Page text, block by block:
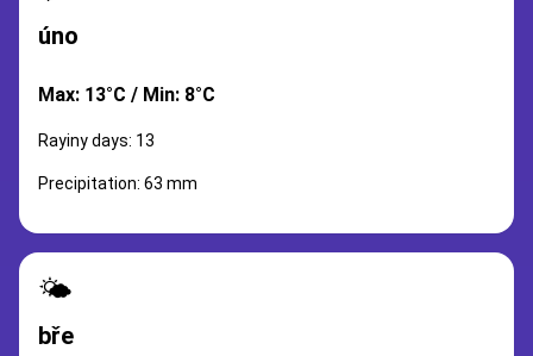
úno
Max: 13°C / Min: 8°C
Rayiny days: 13
Precipitation: 63 mm
🌤️
bře